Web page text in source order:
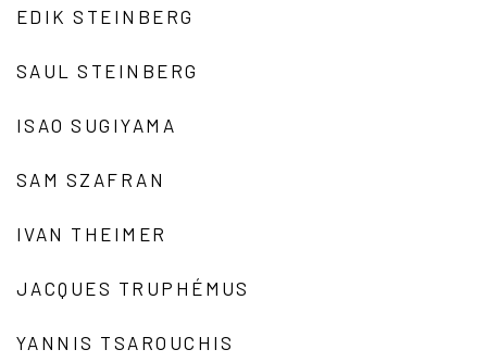
EDIK STEINBERG
SAUL STEINBERG
ISAO SUGIYAMA
SAM SZAFRAN
IVAN THEIMER
JACQUES TRUPHÉMUS
YANNIS TSAROUCHIS